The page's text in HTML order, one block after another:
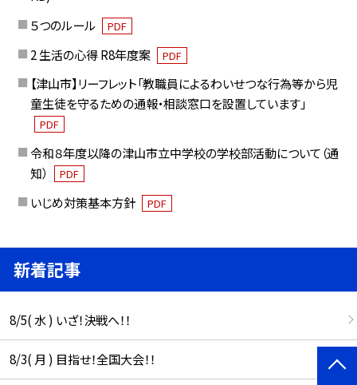
５つのルール
PDF
2 生活の心得 R8年度案 PDF
【津山市】リーフレット「教職員によるわいせつな行為等から児
童生徒を守るための通報・相談窓口を設置しています」
PDF
令和８年度以降の津山市立中学校の学校部活動について（通
知）
PDF
いじめ対策基本方針 PDF
新着記事
8/5( 水 ) いざ！決戦へ！！
8/3( 月 ) 目指せ！全国大会！！